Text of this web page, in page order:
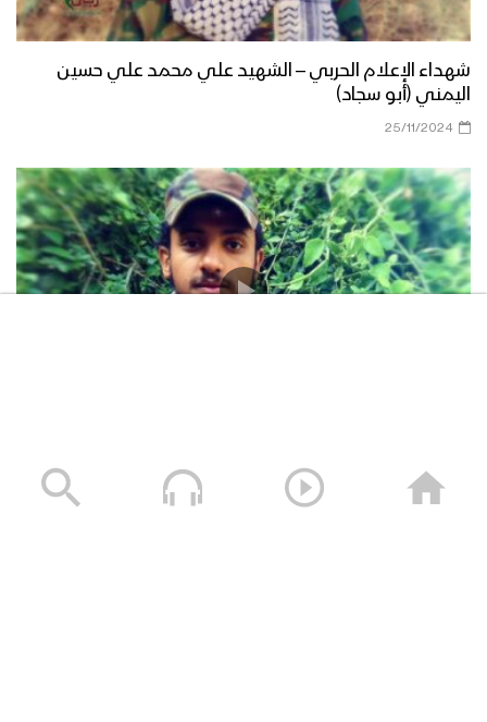
شهداء الإعلام الحربي – الشهيد علي محمد علي حسين
اليمني (أبو سجاد)
25/11/2024
المطري (أبو يونس)